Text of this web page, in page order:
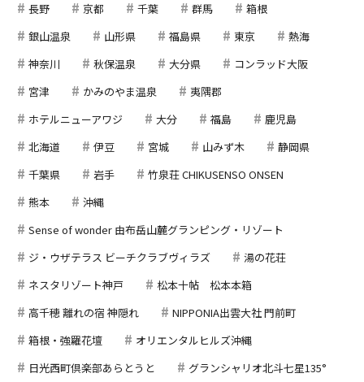
長野
京都 千葉 群馬
箱根
銀山温泉
山形県 福島県 東京
熱海
神奈川
秋保温泉 大分県
コンラッド大阪
宮津
かみのやま温泉
夷隅郡
ホテルニューアワジ
大分 福島
鹿児島
北海道
伊豆 宮城 山みず木
静岡県
千葉県
岩手
竹泉荘 CHIKUSENSO ONSEN
熊本
沖縄
Sense of wonder 由布岳山麓グランピング・リゾート
ジ・ウザテラス ビーチクラブヴィラズ
湯の花荘
ネスタリゾート神戸
松本十帖 松本本箱
高千穂 離れの宿 神隠れ
NIPPONIA出雲大社 門前町
箱根・強羅花壇
オリエンタルヒルズ沖縄
日光西町倶楽部あらとうと
グランシャリオ北斗七星135°